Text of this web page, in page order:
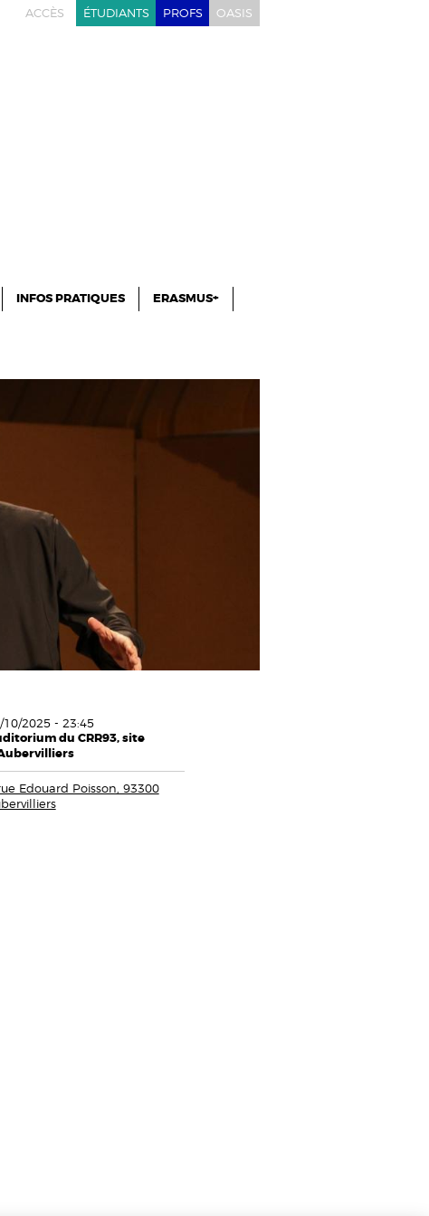
ACCÈS ÉTUDIANTS PROFS OASIS
INFOS PRATIQUES ERASMUS+
10/2025 - 23:45
du CRR93, site
Edouard Poisson, 93300